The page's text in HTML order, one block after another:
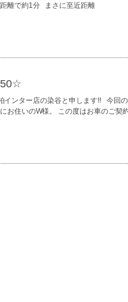
離で約1分 まさに至近距離
インター店の染谷と申します!! 今回
お住いのW様。 この度はお車のご契